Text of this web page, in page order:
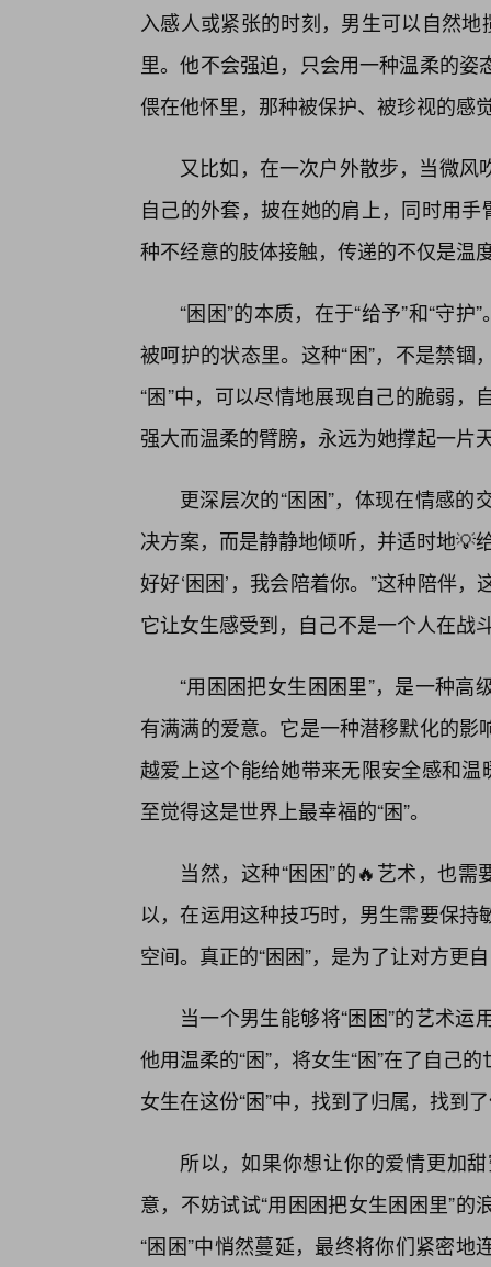
入感人或紧张的时刻，男生可以自然
里。他不会强迫，只会用一种温柔的
偎在他怀里，那种被保护、被珍视的感
又比如，在一次户外散步，当微
自己的外套，披在她的肩上，同时用
种不经意的肢体接触，传递的不仅是温
“困困”的本质，在于“给予”和“守
被呵护的状态里。这种“困”，不是禁
“困”中，可以尽情地展现自己的脆弱
强大而温柔的臂膀，永远为她撑起一片
更深层次的“困困”，体现在情感
决方案，而是静静地倾听，并适时地💡
好好‘困困’，我会陪着你。”这种陪伴
它让女生感受到，自己不是一个人在战
“用困困把女生困困里”，是一种
有满满的爱意。它是一种潜移默化的
越爱上这个能给她带来无限安全感和
至觉得这是世界上最幸福的“困”。
当然，这种“困困”的🔥艺术，也
以，在运用这种技巧时，男生需要保
空间。真正的“困困”，是为了让对方更
当一个男生能够将“困困”的艺术
他用温柔的“困”，将女生“困”在了自己
女生在这份“困”中，找到了归属，找到
所以，如果你想让你的爱情更加
意，不妨试试“用困困把女生困困里”
“困困”中悄然蔓延，最终将你们紧密